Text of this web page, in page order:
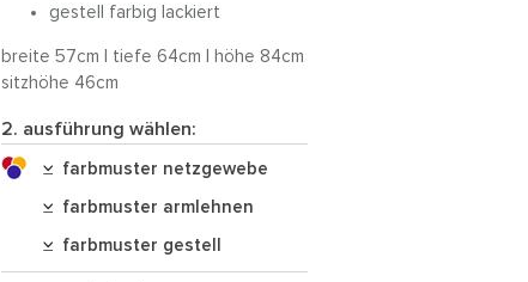
gestell farbig lackiert
breite 57cm | tiefe 64cm | höhe 84cm
sitzhöhe 46cm
2. ausführung wählen:
farbmuster netzgewebe
farbmuster armlehnen
farbmuster gestell